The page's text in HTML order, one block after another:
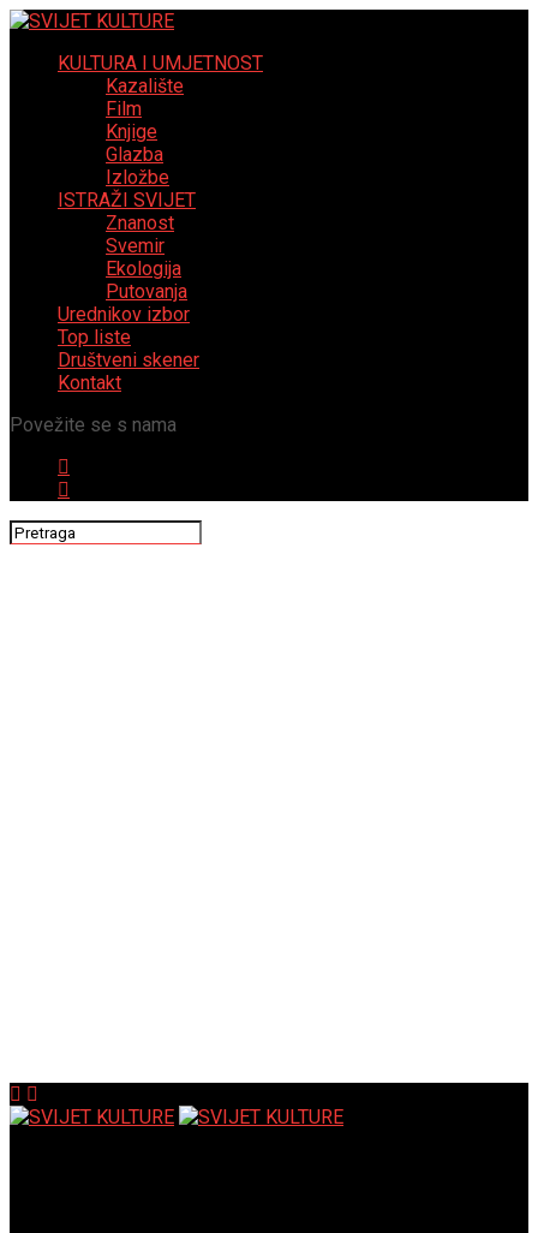
KULTURA I UMJETNOST
Kazalište
Film
Knjige
Glazba
Izložbe
ISTRAŽI SVIJET
Znanost
Svemir
Ekologija
Putovanja
Urednikov izbor
Top liste
Društveni skener
Kontakt
Povežite se s nama